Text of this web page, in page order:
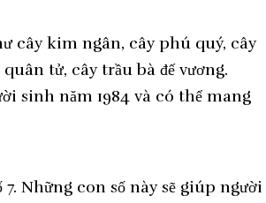
cây kim ngân, cây phú quý, cây
tử, cây trầu bà đế vương.
sinh năm 1984 và có thể mang
Những con số này sẽ giúp người